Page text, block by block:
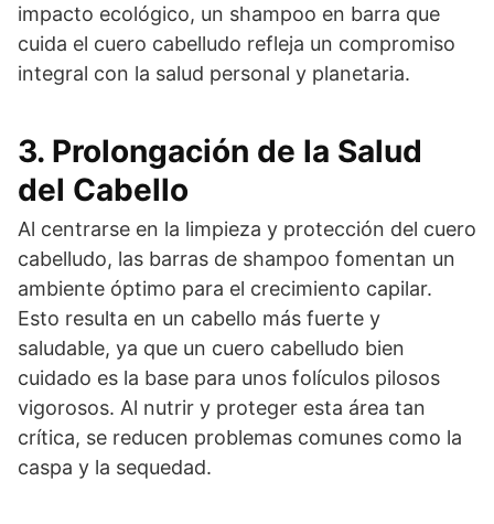
impacto ecológico, un shampoo en barra que
cuida el cuero cabelludo refleja un compromiso
integral con la salud personal y planetaria.
3. Prolongación de la Salud
del Cabello
Al centrarse en la limpieza y protección del cuero
cabelludo, las barras de shampoo fomentan un
ambiente óptimo para el crecimiento capilar.
Esto resulta en un cabello más fuerte y
saludable, ya que un cuero cabelludo bien
cuidado es la base para unos folículos pilosos
vigorosos. Al nutrir y proteger esta área tan
crítica, se reducen problemas comunes como la
caspa y la sequedad.